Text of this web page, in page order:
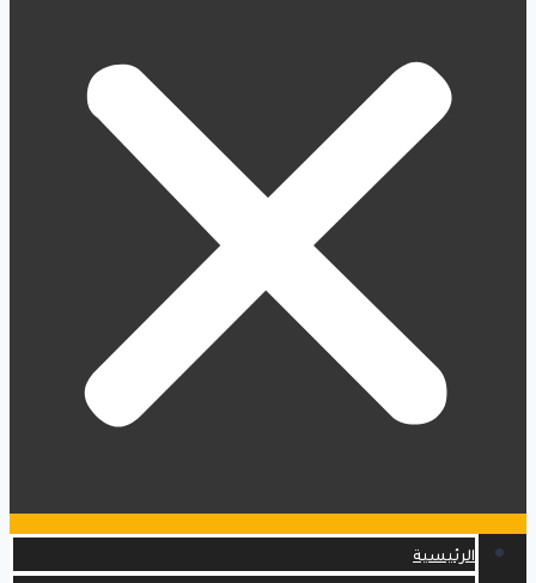
الرئيسية